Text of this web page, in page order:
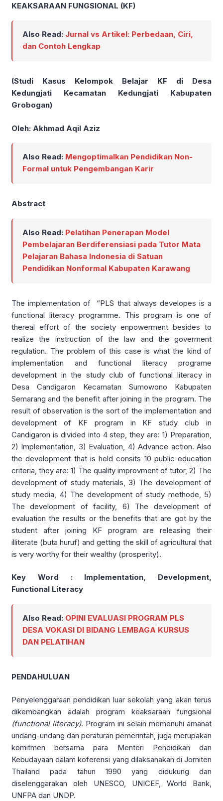
KEAKSARAAN FUNGSIONAL (KF)
Also Read: Jurnal vs Artikel: Perbedaan, Ciri,
dan Contoh Lengkap
(Studi Kasus Kelompok Belajar KF di Desa
Kedungjati Kecamatan Kedungjati Kabupaten
Grobogan)
Oleh: Akhmad Aqil Aziz
Also Read: Mengoptimalkan Pendidikan Non-
Formal untuk Pengembangan Karir
Abstract
Also Read: Pelatihan Penerapan Model
Pembelajaran Berdiferensiasi pada Tutor Mata
Pelajaran Bahasa Indonesia di Satuan
Pendidikan Nonformal Kabupaten Karawang
The implementation of “PLS that always developes is a
functional literacy programme. This program is one of
thereal effort of the society enpowerment besides to
realize the instruction of the law and the goverment
regulation. The problem of this case is what the kind of
implementation and functional literacy programe
development in the study club of functional literacy in
Desa Candigaron Kecamatan Sumowono Kabupaten
Semarang and the benefit after joining in the program. The
result of observation is the sort of the implementation and
development of KF program in KF study club in
Candigaron is divided into 4 step, they are: 1) Preparation,
2) Implementation, 3) Evaluation, 4) Advance action. Also
the development that is held consits 10 public education
criteria, they are: 1) The quality improvment of tutor, 2) The
development of study materials, 3) The development of
study media, 4) The development of study methode, 5)
The development of facility, 6) The development of
evaluation the results or the benefits that are got by the
student after joining KF program are releasing their
illiterate (buta huruf) and getting the skill of agricultural that
is very worthy for their wealthy (prosperity).
Key Word : Implementation, Development,
Functional Literacy
Also Read: OPINI EVALUASI PROGRAM PLS
DESA VOKASI DI BIDANG LEMBAGA KURSUS
DAN PELATIHAN
PENDAHULUAN
Penyelenggaraan pendidikan luar sekolah yang akan terus
dikembangkan adalah program keaksaraan fungsional
(functional literacy). Program ini selain memenuhi amanat
undang-undang dan peraturan pemerintah, juga merupakan
komitmen bersama para Menteri Pendidikan dan
Kebudayaan dalam koferensi yang dilaksanakan di Jomiten
Thailand pada tahun 1990 yang didukung dan
diselenggarakan oleh UNESCO, UNICEF, World Bank,
UNFPA dan UNDP.